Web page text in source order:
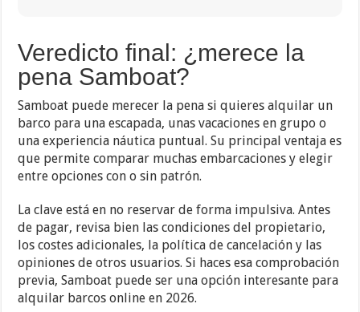
Veredicto final: ¿merece la
pena Samboat?
Samboat puede merecer la pena si quieres alquilar un
barco para una escapada, unas vacaciones en grupo o
una experiencia náutica puntual. Su principal ventaja es
que permite comparar muchas embarcaciones y elegir
entre opciones con o sin patrón.
La clave está en no reservar de forma impulsiva. Antes
de pagar, revisa bien las condiciones del propietario,
los costes adicionales, la política de cancelación y las
opiniones de otros usuarios. Si haces esa comprobación
previa, Samboat puede ser una opción interesante para
alquilar barcos online en 2026.